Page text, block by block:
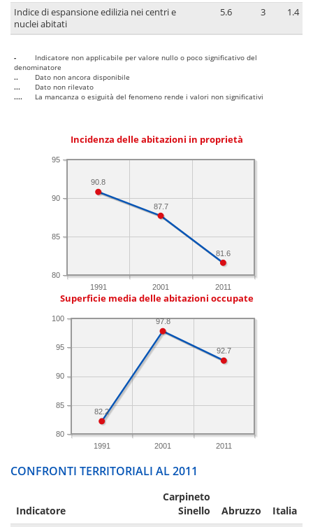
Indice di espansione edilizia nei centri e
nuclei abitati
5.6 3 1.4
-
Indicatore non applicabile per valore nullo o poco significativo del
denominatore
..
Dato non ancora disponibile
...
Dato non rilevato
....
La mancanza o esiguità del fenomeno rende i valori non significativi
Incidenza delle abitazioni in proprietà
1991 2001 2011
80
85
90
95
81.6
87.7
90.8
Superficie media delle abitazioni occupate
1991 2001 2011
80
85
90
95
100
92.7
97.8
82.2
CONFRONTI TERRITORIALI AL 2011
Indicatore
Carpineto
Sinello
Abruzzo Italia